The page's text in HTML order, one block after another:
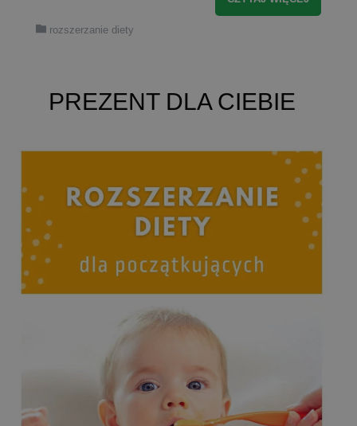
rozszerzanie diety
PREZENT DLA CIEBIE